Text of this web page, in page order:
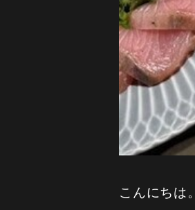
こんにちは。